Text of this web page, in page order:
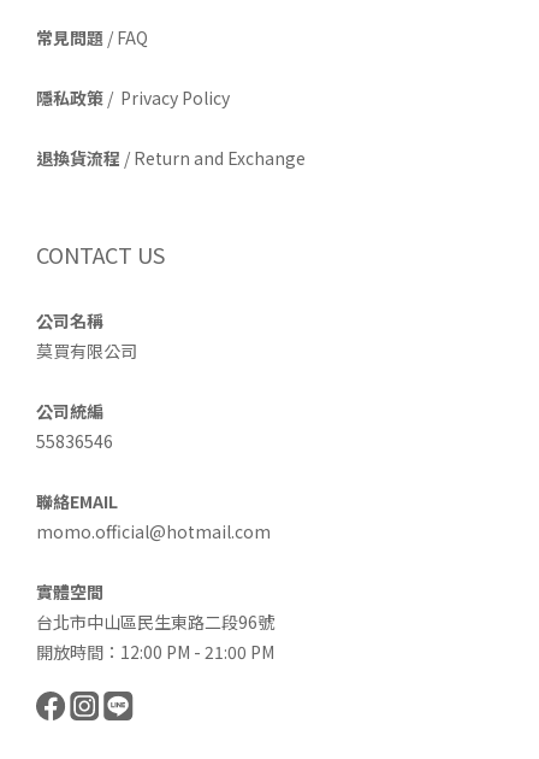
常見問題 / FAQ
隱私政策 / Privacy Policy
退換貨流程 / Return and Exchange
CONTACT US
公司名稱
莫買有限公司
公司統編
55836546
聯絡EMAIL
momo.official@hotmail.com
實體空間
台北市中山區民生東路二段96號
開放時間：12:00 PM - 21:00 PM